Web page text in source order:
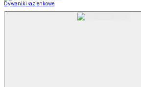
Dywaniki łazienkowe